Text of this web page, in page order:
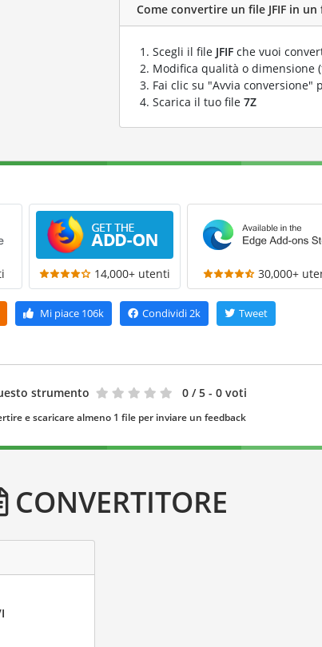
Come convertire un file JFIF in un
Scegli il file JFIF che vuoi
Modifica qualità o dimensione
Fai clic su "Avvia
Scarica il tuo file 7Z
14,000+ utenti 30,000+
Mi piace 106k Condividi2k Tweet
strumento 0 / 5 - 0 voti
e scaricare almeno 1 file per inviare un feedback
CONVERTITORE